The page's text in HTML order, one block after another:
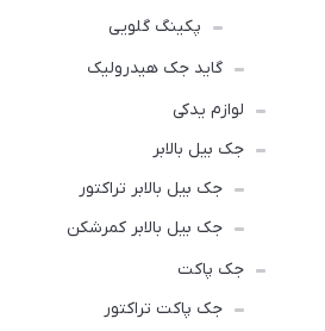
پکینگ گلویی
گاید جک هیدرولیک
لوازم یدکی
جک بیل بالابر
جک بیل بالابر تراکتور
جک بیل بالابر کمرشکن
جک پاکت
جک پاکت تراکتور